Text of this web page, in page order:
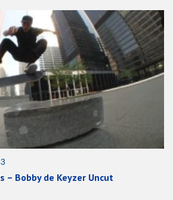
– Bobby de Keyzer Uncut